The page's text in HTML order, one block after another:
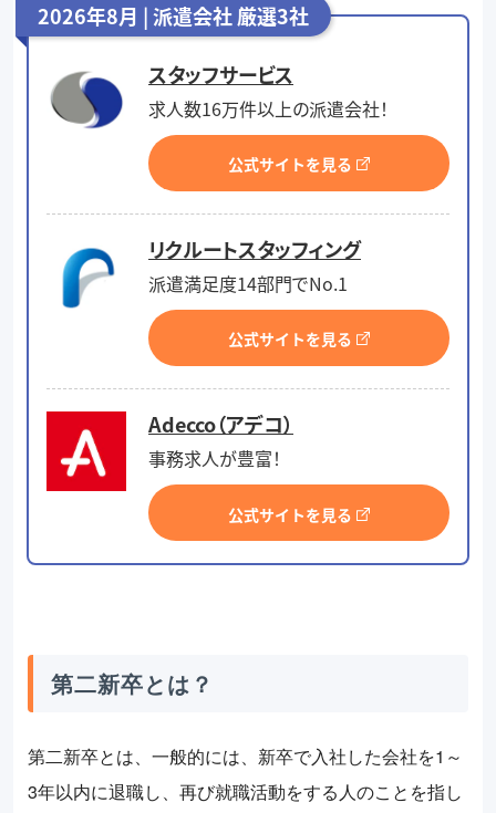
2026年8月 | 派遣会社 厳選3社
スタッフサービス
求人数16万件以上の派遣会社！
公式サイトを見る
リクルートスタッフィング
派遣満足度14部門でNo.1
公式サイトを見る
Adecco（アデコ）
事務求人が豊富！
公式サイトを見る
第二新卒とは？
第二新卒とは、一般的には、新卒で入社した会社を1～
3年以内に退職し、再び就職活動をする人のことを指し